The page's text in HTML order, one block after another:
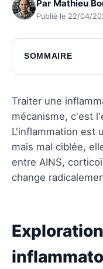
Par Mathieu
Publié le 22/04/
SOMMAIRE
Exploration des
Astuces pour
Questions
Traiter une
mécanisme, c'est
L'inflammation est
mais mal ciblée,
entre AINS,
change